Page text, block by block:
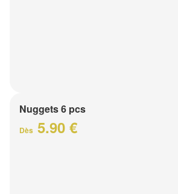
Nuggets 6 pcs
Dès 5.90 €